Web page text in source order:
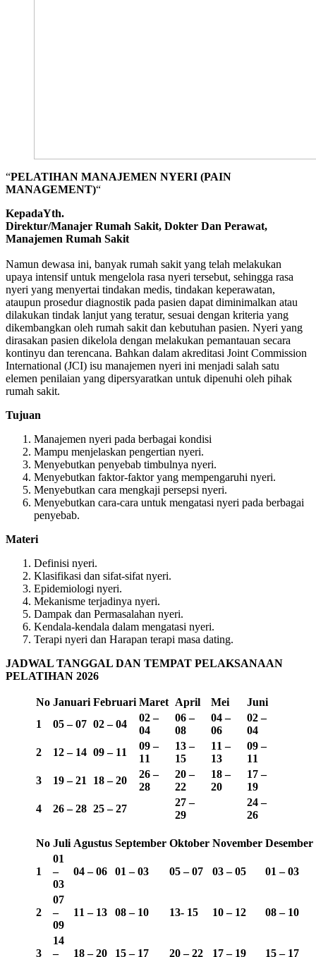
“PELATIHAN MANAJEMEN NYERI (PAIN
MANAGEMENT)“
KepadaYth.
Direktur/Manajer Rumah Sakit, Dokter Dan Perawat,
Manajemen Rumah Sakit
Namun dewasa ini, banyak rumah sakit yang telah melakukan
upaya intensif untuk mengelola rasa nyeri tersebut, sehingga rasa
nyeri yang menyertai tindakan medis, tindakan keperawatan,
ataupun prosedur diagnostik pada pasien dapat diminimalkan atau
dilakukan tindak lanjut yang teratur, sesuai dengan kriteria yang
dikembangkan oleh rumah sakit dan kebutuhan pasien. Nyeri yang
dirasakan pasien dikelola dengan melakukan pemantauan secara
kontinyu dan terencana. Bahkan dalam akreditasi Joint Commission
International (JCI) isu manajemen nyeri ini menjadi salah satu
elemen penilaian yang dipersyaratkan untuk dipenuhi oleh pihak
rumah sakit.
Tujuan
Manajemen nyeri pada berbagai kondisi
Mampu menjelaskan pengertian nyeri.
Menyebutkan penyebab timbulnya nyeri.
Menyebutkan faktor-faktor yang mempengaruhi nyeri.
Menyebutkan cara mengkaji persepsi nyeri.
Menyebutkan cara-cara untuk mengatasi nyeri pada berbagai
penyebab.
Materi
Definisi nyeri.
Klasifikasi dan sifat-sifat nyeri.
Epidemiologi nyeri.
Mekanisme terjadinya nyeri.
Dampak dan Permasalahan nyeri.
Kendala-kendala dalam mengatasi nyeri.
Terapi nyeri dan Harapan terapi masa dating.
JADWAL TANGGAL DAN TEMPAT PELAKSANAAN
PELATIHAN 2026
No Januari Februari Maret April Mei
Juni
1
05 – 07 02 – 04
02 –
04
06 –
08
04 –
06
02 –
04
2
12 – 14 09 – 11
09 –
11
13 –
15
11 –
13
09 –
11
3
19 – 21 18 – 20
26 –
28
20 –
22
18 –
20
17 –
19
4
26 – 28 25 – 27
27 –
29
24 –
26
No Juli Agustus September Oktober November Desember
1
01
–
03
04 – 06 01 – 03 05 – 07 03 – 05 01 – 03
2
07
–
09
11 – 13 08 – 10 13- 15 10 – 12 08 – 10
3
14
–
18 – 20 15 – 17 20 – 22 17 – 19 15 – 17